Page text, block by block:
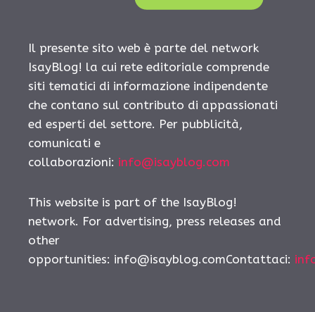
Il presente sito web è parte del network
IsayBlog! la cui rete editoriale comprende
siti tematici di informazione indipendente
che contano sul contributo di appassionati
ed esperti del settore. Per pubblicità,
comunicati e
collaborazioni: info@isayblog.com
This website is part of the IsayBlog!
network. For advertising, press releases and
other
opportunities: info@isayblog.comContattaci: